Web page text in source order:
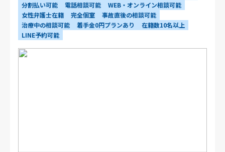
分割払い可能
電話相談可能
WEB・オンライン相談可能
女性弁護士在籍
完全個室
事故直後の相談可能
治療中の相談可能
着手金0円プランあり
在籍数10名以上
LINE予約可能